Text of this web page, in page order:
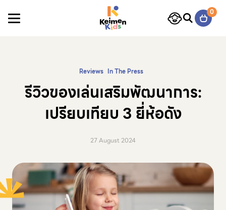
0
Reviews In The Press
รีวิวของเล่นเสริมพัฒนาการ:
เปรียบเทียบ 3 ยี่ห้อดัง
27 August 2024